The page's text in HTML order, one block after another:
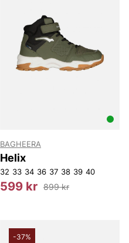
BAGHEERA
Helix
32 33 34 36 37 38 39 40
599 kr 899 kr
-37%